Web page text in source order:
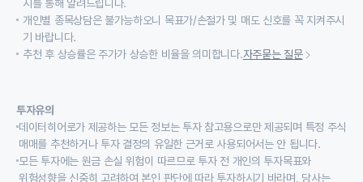
시를 통해 알려드립니다.
개인별 종목상담은 불가능하오니 목표가/손절가 및 매도 신호를 꼭 지켜주시
기 바랍니다.
추천 후 상승률은 주가가 상승한 비율을 의미합니다.자주묻는 질문
투자유의
데이터히어로가 제공하는 모든 정보는 투자 참고용으로만 제공되며 특정 주식
매매를 추천하거나 투자 결정의 유일한 근거로 사용되어서는 안 됩니다.
모든 투자에는 원금 손실 위험이 따르므로 투자 전 개인의 투자목표와
위험성향을 신중히 고려하여 본인 판단에 따라 투자하시기 바라며, 당사는